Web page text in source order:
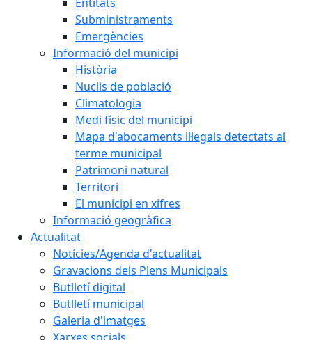
Subministraments
Emergències
Informació del municipi
Història
Nuclis de població
Climatologia
Medi físic del municipi
Mapa d'abocaments il·legals detectats al
terme municipal
Patrimoni natural
Territori
El municipi en xifres
Informació geogràfica
Actualitat
Notícies/Agenda d'actualitat
Gravacions dels Plens Municipals
Butlletí digital
Butlletí municipal
Galeria d'imatges